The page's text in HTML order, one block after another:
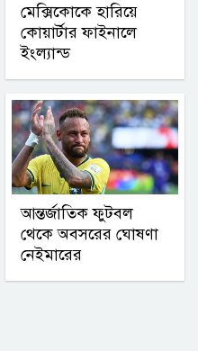
মেক্সিকোকে হারিয়ে
কোয়ার্টার ফাইনালে
ইংল্যান্ড
আন্তর্জাতিক ফুটবল
থেকে অবসরের ঘোষণা
নেইমারের